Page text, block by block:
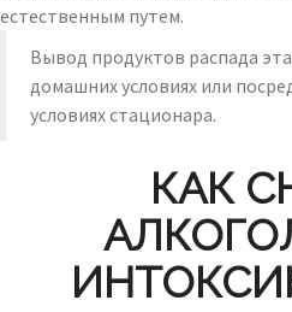
естественным путем.
Вывод продуктов распада
домашних условиях или
условиях стационара.
КАК